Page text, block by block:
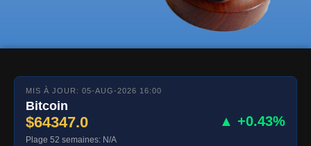
MIS À JOUR: 05-AUG-2026 16:00
Bitcoin
$64347.0 ▲ +0.43%
Plage 52 semaines: N/A